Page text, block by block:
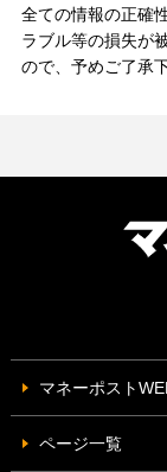
全ての情報の正確
ラブル等の損失が
ので、予めご了承
マネーポスト
ページ一覧